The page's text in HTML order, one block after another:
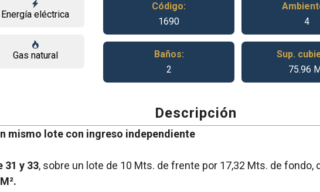
Energía eléctrica
Gas natural
Código:
1690
4
Baños:
2
Sup.
75.96
Descripción
mismo lote con ingreso independiente
31 y 33, sobre un lote de 10 Mts. de frente por 17,32 Mts. de fondo,